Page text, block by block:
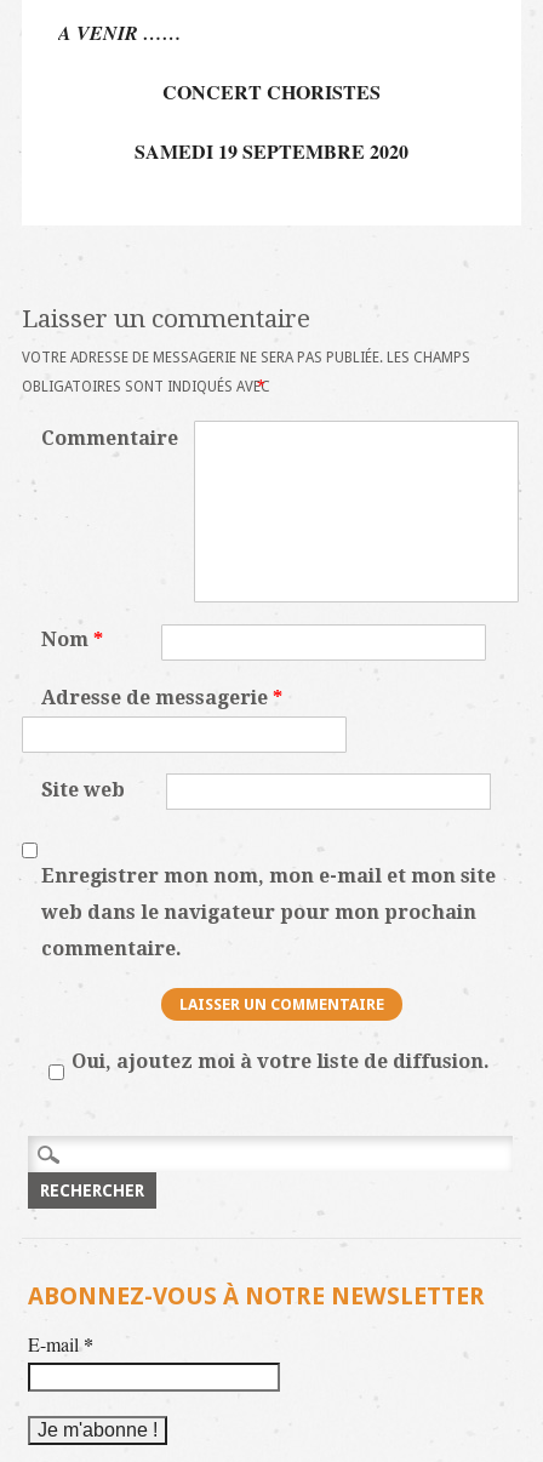
A VENIR ……
CONCERT CHORISTES
SAMEDI 19 SEPTEMBRE 2020
Laisser un commentaire
VOTRE ADRESSE DE MESSAGERIE NE SERA PAS PUBLIÉE.LES CHAMPS
OBLIGATOIRES SONT INDIQUÉS AVEC
*
Commentaire
Nom*
Adresse de messagerie*
Site web
Enregistrer mon nom, mon e-mail et mon site
web dans le navigateur pour mon prochain
commentaire.
Oui, ajoutez moi à votre liste de diffusion.
Rechercher :
ABONNEZ-VOUS À NOTRE NEWSLETTER
E-mail*